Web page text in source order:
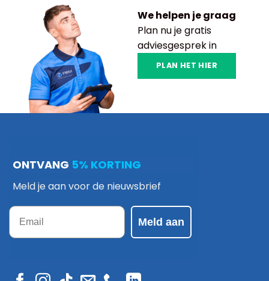
We helpen je graag
Plan nu je gratis
adviesgesprek in
PLAN HET HIER
ONTVANG 5% KORTING
Meld je aan voor de nieuwsbrief
Email
Meld aan